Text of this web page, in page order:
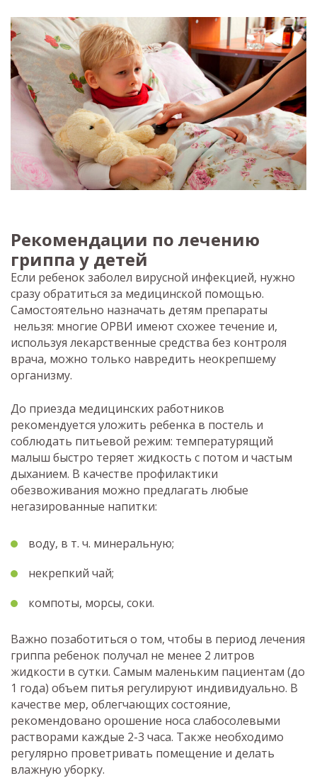
Рекомендации по лечению
гриппа у детей
Если ребенок заболел вирусной инфекцией, нужно
сразу обратиться за медицинской помощью.
Самостоятельно назначать детям препараты
нельзя: многие ОРВИ имеют схожее течение и,
используя лекарственные средства без контроля
врача, можно только навредить неокрепшему
организму.
До приезда медицинских работников
рекомендуется уложить ребенка в постель и
соблюдать питьевой режим: температурящий
малыш быстро теряет жидкость с потом и частым
дыханием. В качестве профилактики
обезвоживания можно предлагать любые
негазированные напитки:
воду, в т. ч. минеральную;
некрепкий чай;
компоты, морсы, соки.
Важно позаботиться о том, чтобы в период лечения
гриппа ребенок получал не менее 2 литров
жидкости в сутки. Самым маленьким пациентам (до
1 года) объем питья регулируют индивидуально. В
качестве мер, облегчающих состояние,
рекомендовано орошение носа слабосолевыми
растворами каждые 2-3 часа. Также необходимо
регулярно проветривать помещение и делать
влажную уборку.